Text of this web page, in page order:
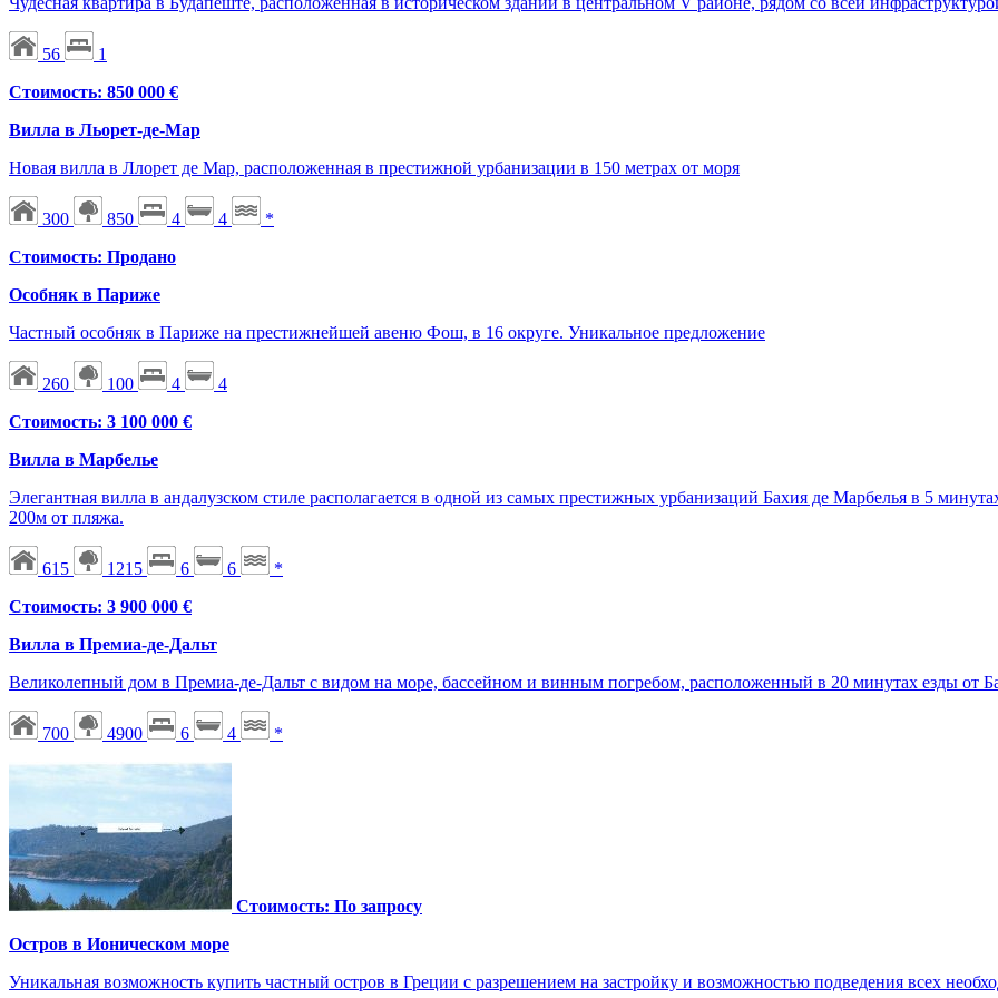
56
1
Стоимость: 850 000 €
Вилла в Льорет-де-Мар
Новая вилла в Ллорет де Мар, расположенная в престижной урбанизации в 150 метрах от моря
300 850 4 4
*
Стоимость: Продано
Особняк в Париже
Частный особняк в Париже на престижнейшей авеню Фош, в 16 округе. Уникальное предложение
260 100 4
4
Стоимость: 3 100 000 €
Вилла в Марбелье
Элегантная вилла в андалузском стиле располагается в одной из самых престижных урбанизаций Бахия де Марбелья в 5
200м от пляжа.
615 1215 6 6
*
Стоимость: 3 900 000 €
Вилла в Премиа-де-Дальт
Великолепный дом в Премиа-де-Дальт с видом на море, бассейном и винным погребом, расположенный в 20 минутах езды от
700 4900 6 4 *
Стоимость: По запросу
Остров в Ионическом море
Уникальная возможность купить частный остров в Греции с разрешением на застройку и возможностью подведения всех